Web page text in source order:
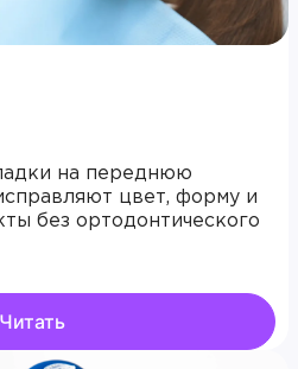
на переднюю
цвет, форму и
без ортодонтического
Читать